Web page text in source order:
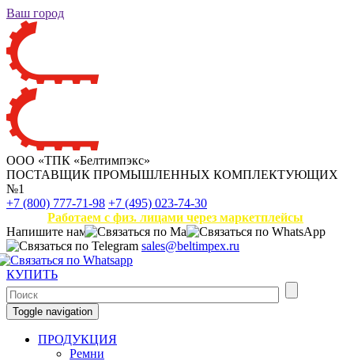
Ваш город
ООО «ТПК «Белтимпэкс»
ПОСТАВЩИК ПРОМЫШЛЕННЫХ КОМПЛЕКТУЮЩИХ
№1
+7 (800) 777-71-98 +7 (495) 023-74-30
Работаем с физ. лицами через маркетплейсы
Напишите нам
sales@beltimpex.ru
КУПИТЬ
Toggle navigation
ПРОДУКЦИЯ
Ремни